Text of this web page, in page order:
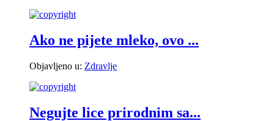
Ako ne pijete mleko, ovo ...
Objavljeno u: Zdravlje
Negujte lice prirodnim sa...